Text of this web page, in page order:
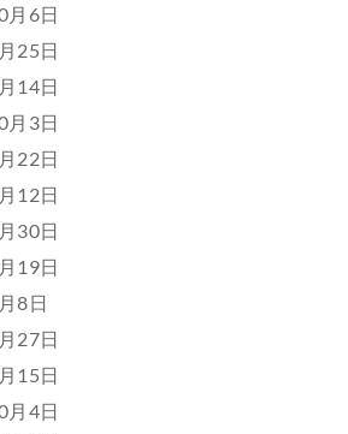
月6日
25日
14日
月3日
22日
12日
30日
19日
8日
27日
15日
月4日